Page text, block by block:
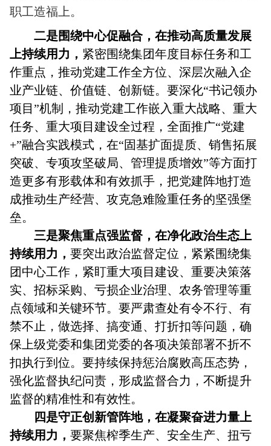
职工造福上。
二是围绕中心促融合，在推动高质量发展
上持续用力， 紧密围绕集团年度目标任务和工
作重点，推动党建工作全方位、深层次融入企
业产业链、价值链、创新链。要深化“书记领办
项目”机制，推动党建工作嵌入重大战略、重大
任务、重大项目建设全过程，全面推广“党建
+”融合实践模式，在“固基扩面提质、销售拓展
突破、专项攻坚破局、管理提质增效”等方面打
造更多有形载体和有效抓手，把党建阵地打造
成推动生产经营、攻克急难险重任务的坚强堡
垒。
三是聚焦重点强监督，在净化政治生态上
持续用力， 要突出政治监督定位，紧紧围绕集
团中心工作，紧盯重大项目建设、重要决策落
实、招标采购、亏损企业治理、农务管理等重
点领域和关键环节。要严肃查处有令不行、有
禁不止，做选择、搞变通、打折扣等问题，确
保上级党委和集团党委的各项决策部署不折不
扣执行到位。要持续保持惩治腐败高压态势，
强化监督执纪问责，形成监督合力，不断提升
监督的精准性和有效性。
四是守正创新管阵地，在凝聚奋进力量上
持续用力， 要聚焦榨季生产、安全生产、扭亏